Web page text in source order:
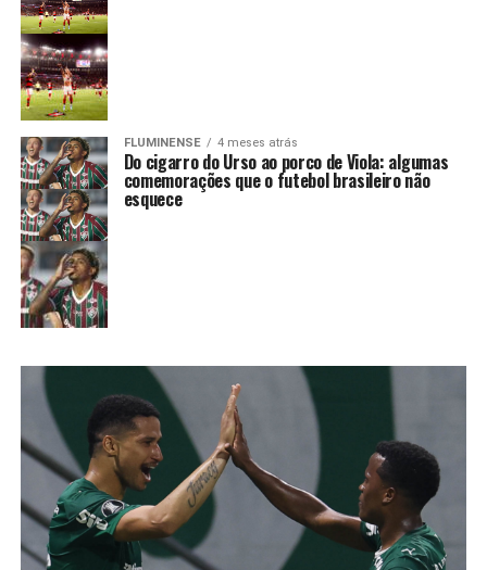
FLUMINENSE 4 meses atrás
Do cigarro do Urso ao porco de Viola: algumas
comemorações que o futebol brasileiro não
esquece